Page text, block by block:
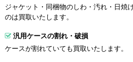
ジャケット・同梱物のしわ・汚れ・日焼
のは買取いたします。
汎用ケースの割れ・破損
ケースが割れていても買取いたします。